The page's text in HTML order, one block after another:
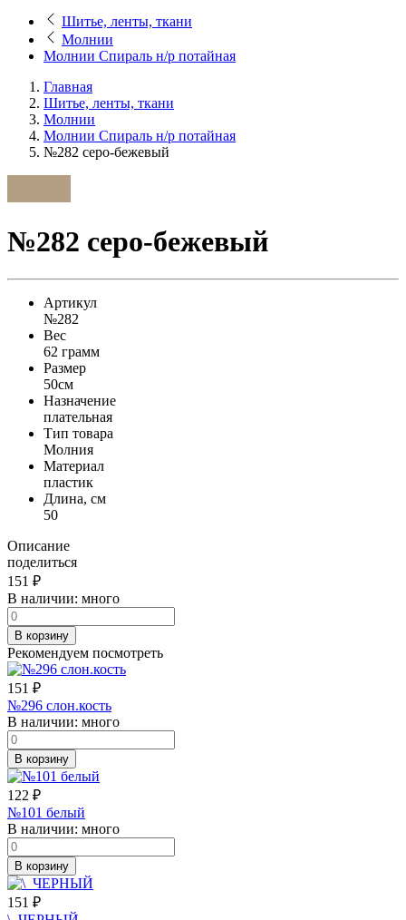
Шитье, ленты, ткани
Молнии
Молнии Спираль н/р потайная
Главная
Шитье, ленты, ткани
Молнии
Молнии Спираль н/р потайная
№282 серо-бежевый
№282 серо-бежевый
Артикул
№282
Вес
62 грамм
Размер
50см
Назначение
плательная
Тип товара
Молния
Материал
пластик
Длина, см
50
Описание
поделиться
151 ₽
В наличии: много
В корзину
Рекомендуем посмотреть
151 ₽
№296 слон.кость
В наличии: много
В корзину
122 ₽
№101 белый
В наличии: много
В корзину
151 ₽